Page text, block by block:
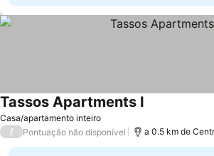
Casa/apartamento inteiro
Tassos Apartments I
/ Pontuação não disponível a 0.5 km de